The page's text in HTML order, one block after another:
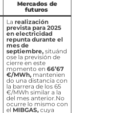
Mercados de
futuros
La realización
prevista para 2025
en electricidad
repunta durante el
mes de
septiembre, situánd
ose la previsión de
cierre en este
momento en 66’67
€/MWh, mantenien
do una distancia con
la barrera de los 65
€/MWh similar a la
del mes anterior.No
ocurre lo mismo con
el MIBGAS,cuya